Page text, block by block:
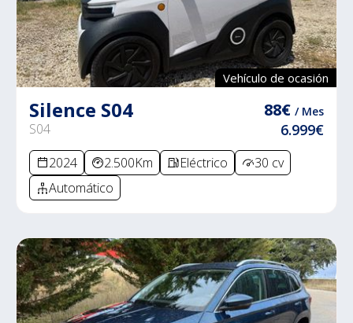
Vehículo de ocasión
Silence S04
S04
88€ / Mes
6.999€
2024 2.500Km Eléctrico
30 cv
Automático